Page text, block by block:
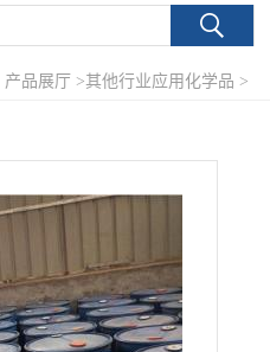
产品展厅 >其他行业应用化学品 >